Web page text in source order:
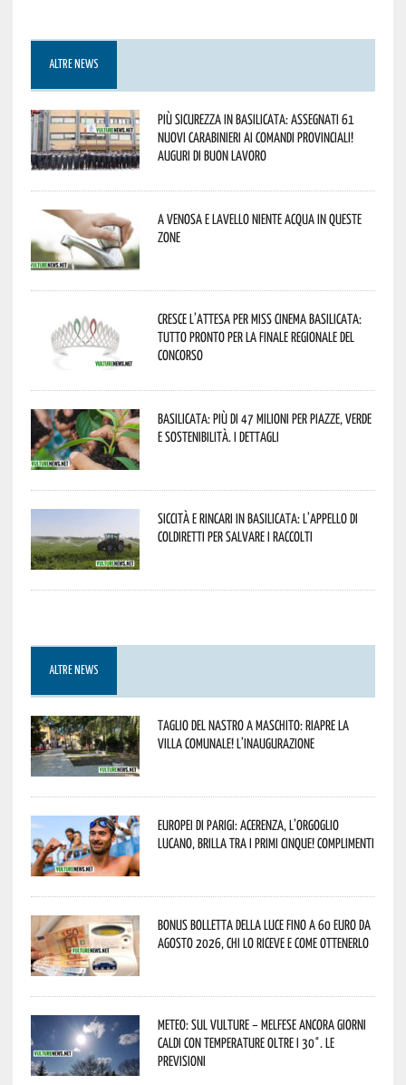
ALTRE NEWS
Più sicurezza in Basilicata: assegnati 61
nuovi Carabinieri ai Comandi provinciali!
Auguri di buon lavoro
A Venosa e Lavello niente acqua in queste
zone
Cresce l’attesa per Miss Cinema Basilicata:
tutto pronto per la finale regionale del
concorso
Basilicata: più di 47 milioni per piazze, verde
e sostenibilità. I dettagli
Siccità e rincari in Basilicata: l’appello di
Coldiretti per salvare i raccolti
ALTRE NEWS
Taglio del nastro a Maschito: riapre la
Villa Comunale! L’inaugurazione
Europei di Parigi: Acerenza, l’orgoglio
lucano, brilla tra i primi cinque! Complimenti
Bonus bolletta della luce fino a 60 euro da
agosto 2026, chi lo riceve e come ottenerlo
Meteo: sul Vulture – melfese ancora giorni
caldi con temperature oltre i 30°. Le
previsioni